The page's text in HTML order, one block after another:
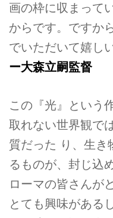
画の枠に収まって
からです。ですか
でいただいて嬉し
ー大森立嗣監督
この『光』という
取れない世界観で
質だった り、生き
るものが、封じ込
ローマの皆さんが
とても興味がある